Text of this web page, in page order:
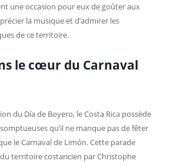
une occasion pour eux de goûter aux
la musique et d’admirer les
de ce territoire.
le cœur du Carnaval
du Día de Boyero, le Costa Rica possède
qu’il ne manque pas de fêter
le Carnaval de Limón. Cette parade
territoire costaricien par Christophe